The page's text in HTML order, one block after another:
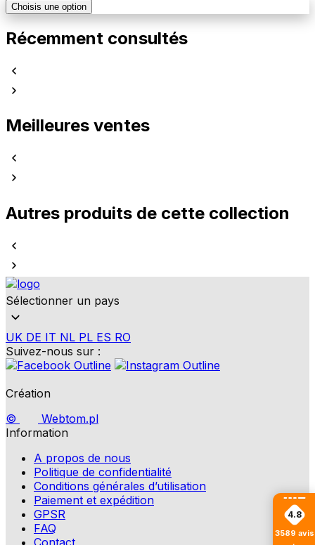
Choisis une option
Récemment consultés
Meilleures ventes
Autres produits de cette collection
Sélectionner un pays
UK DE IT NL PL ES RO
Suivez-nous sur :
Création
©
Webtom.pl
Information
A propos de nous
Politique de confidentialité
Conditions générales d’utilisation
Paiement et expédition
GPSR
FAQ
4.8
3589 avis